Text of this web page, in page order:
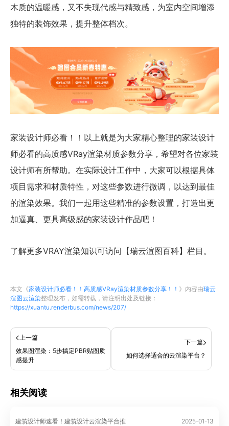
木质的温暖感，又不失现代感与精致感，为室内空间增添
独特的装饰效果，提升整体档次。
家装设计师必看！！以上就是为大家精心整理的家装设计
师必看的高质感VRay渲染材质参数分享，希望对各位家装
设计师有所帮助。在实际设计工作中，大家可以根据具体
项目需求和材质特性，对这些参数进行微调，以达到最佳
的渲染效果。我们一起用这些精准的参数设置，打造出更
加逼真、更具高级感的家装设计作品吧！
了解更多VRAY渲染知识可访问【瑞云渲图百科】栏目。
本文《家装设计师必看！！高质感VRay渲染材质参数分享！！ 》内容由瑞云
渲图云渲染整理发布，如需转载，请注明出处及链接：
https://xuantu.renderbus.com/news/207/
上一篇
效果图渲染：5步搞定PBR贴图质
感提升
下一篇
如何选择适合的云渲染平台？
相关阅读
建筑设计师速看！建筑设计云渲染平台推
2025-01-13